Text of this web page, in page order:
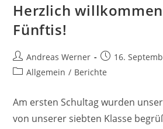
Herzlich
Fünftis!
Beitrags-
Autor:
Andreas Werner
Beitrag
veröffentlicht:
16.
Beitrags-
Allgemein / Berichte
Am ersten Schultag wurden
von unserer siebten Klasse